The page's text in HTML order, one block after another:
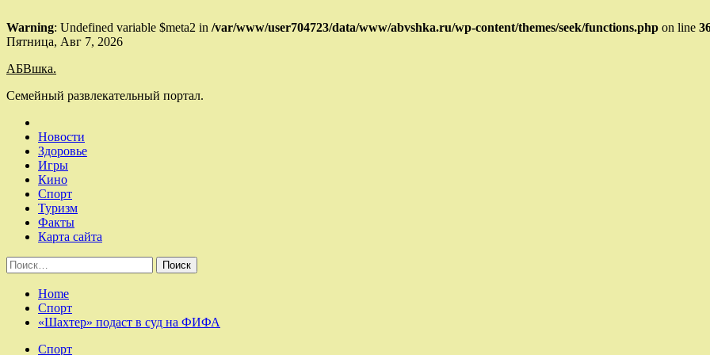
Warning: Undefined variable $meta2 in /var/www/user704723/data/www/abvshka.ru/wp-content/themes/seek/functions.php on line
Skip
content
Пятница, Авг 7, 2026
АБВшка.
Семейный развлекательный портал.
Новости
Здоровье
Игры
Кино
Спорт
Туризм
Факты
Карта сайта
Найти:
Home
Спорт
«Шахтер» подаст в суд на ФИФА
Спорт